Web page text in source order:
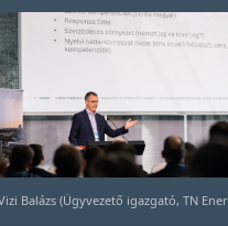
Balázs (Ügyvezető igazgató, TN